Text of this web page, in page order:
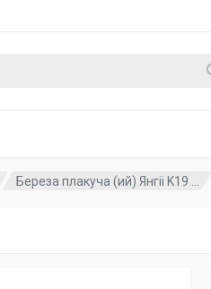
Береза плакуча (ий) Янгіі K19 ...